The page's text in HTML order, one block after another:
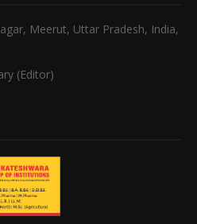
Meerut, Uttar Pradesh, India,
(Editor)